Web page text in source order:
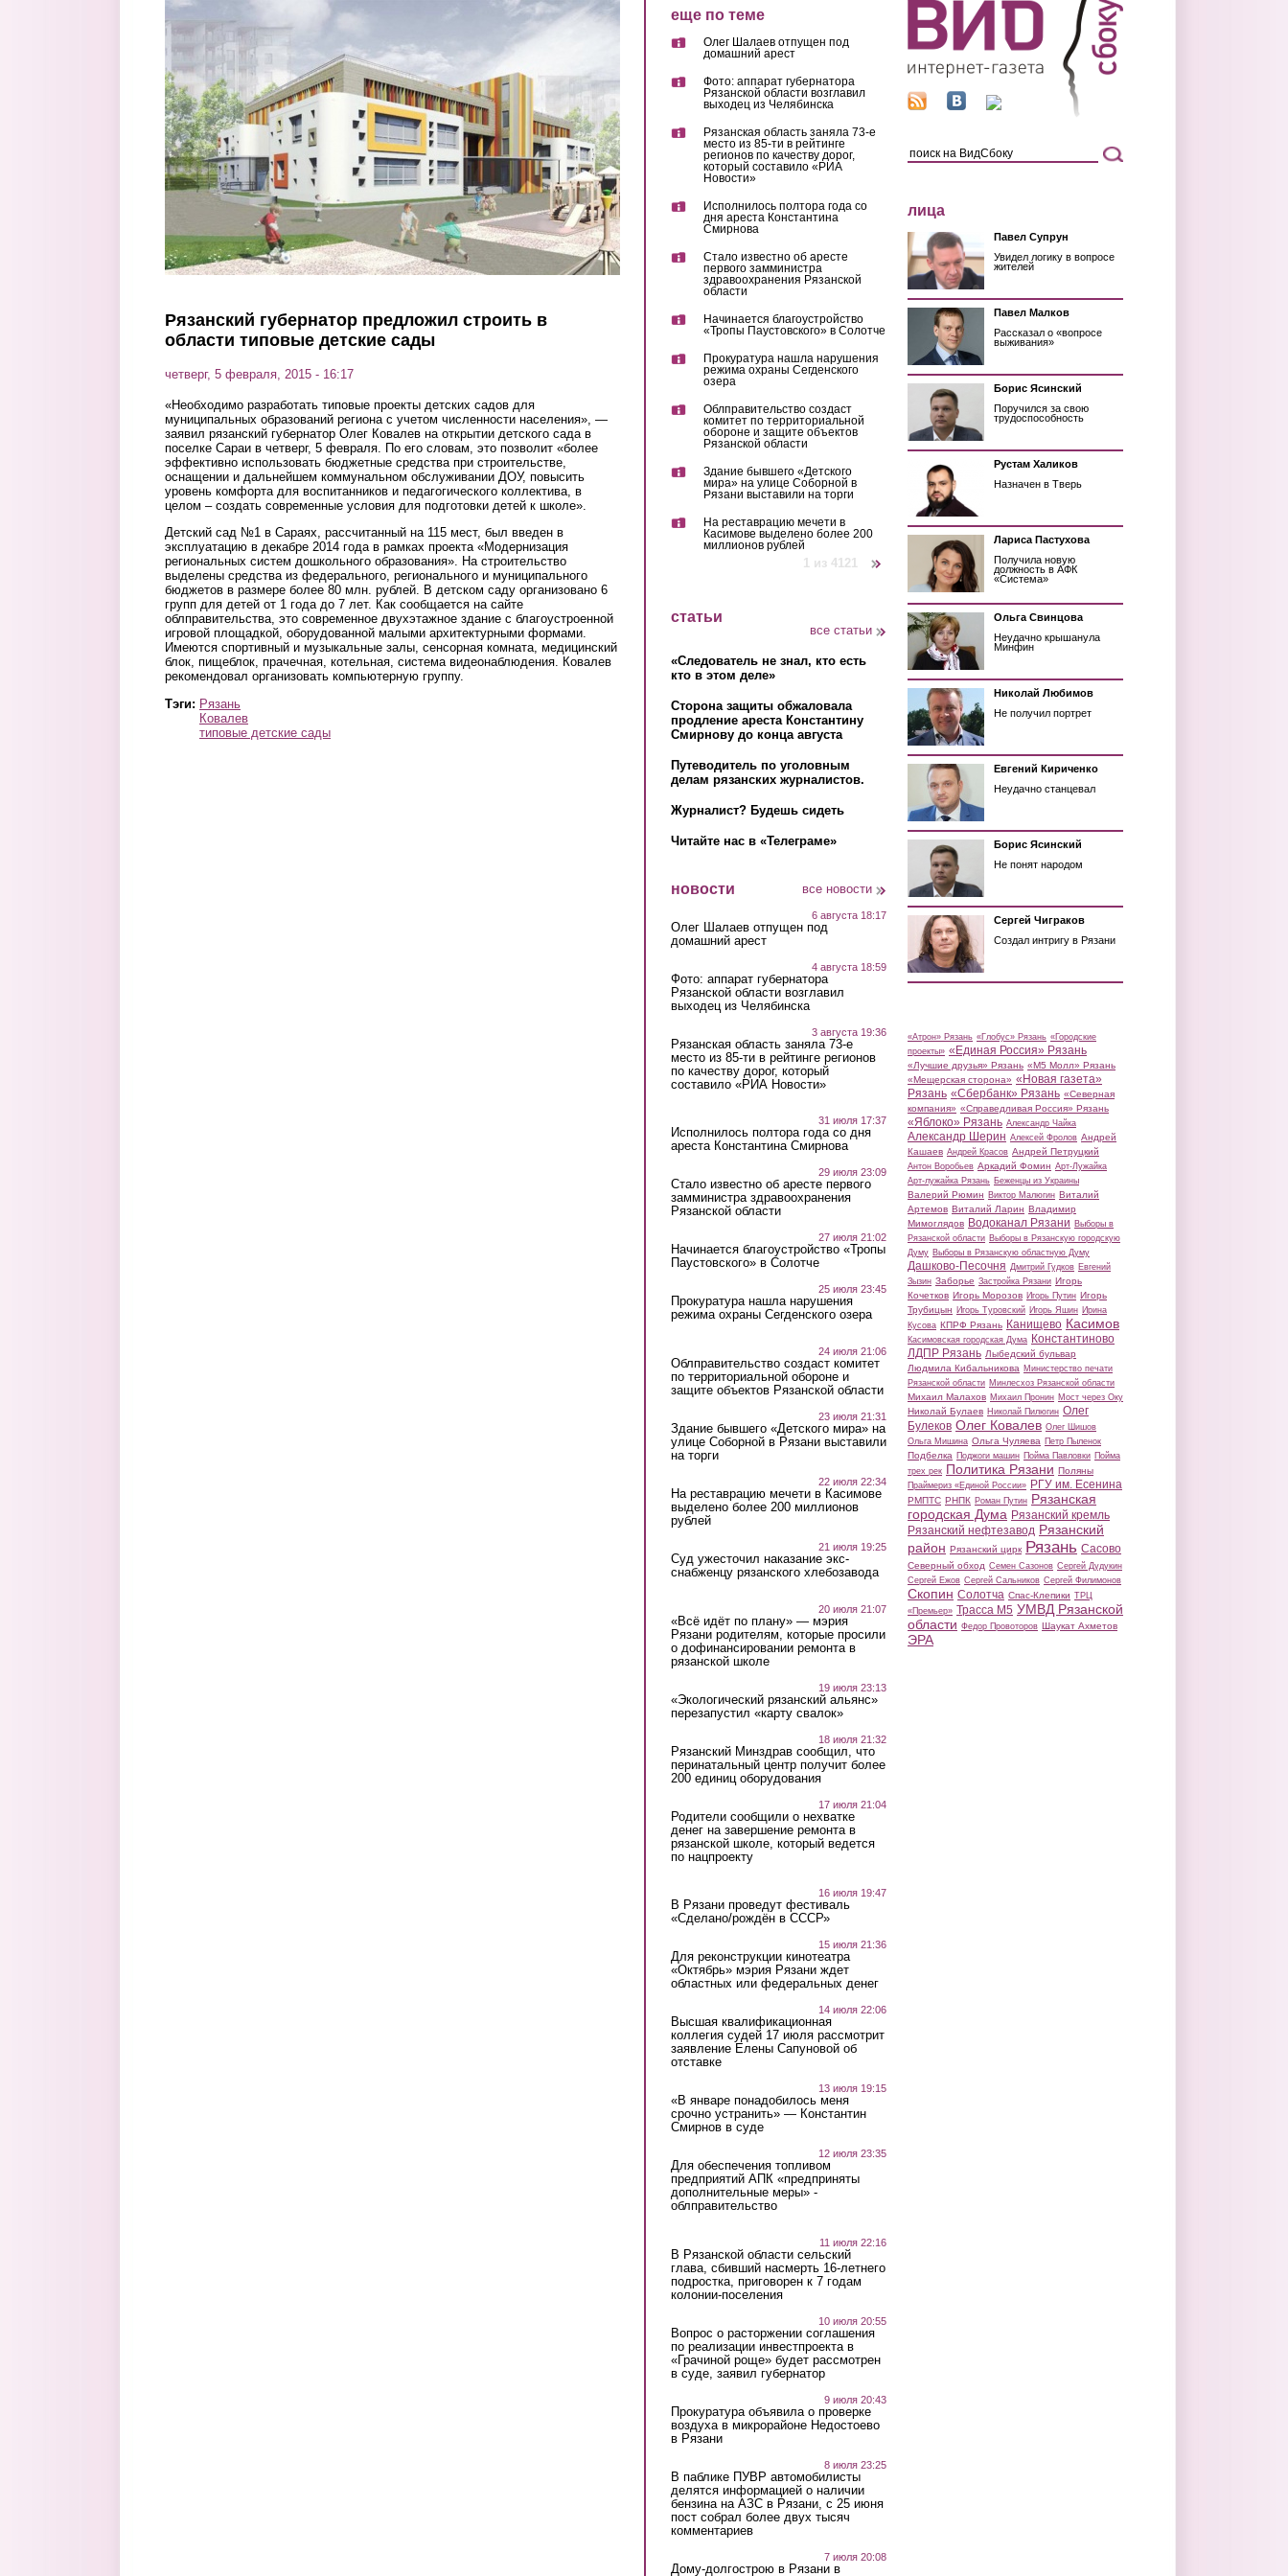
Перейти к основному содержанию
Рязанский губернатор предложил строить в
области типовые детские сады
четверг, 5 февраля, 2015 - 16:17
«Необходимо разработать типовые проекты детских садов для
муниципальных образований региона с учетом численности населения», —
заявил рязанский губернатор Олег Ковалев на открытии детского сада в
поселке Сараи в четверг, 5 февраля. По его словам, это позволит «более
эффективно использовать бюджетные средства при строительстве,
оснащении и дальнейшем коммунальном обслуживании ДОУ, повысить
уровень комфорта для воспитанников и педагогического коллектива, в
целом – создать современные условия для подготовки детей к школе».
Детский сад №1 в Сараях, рассчитанный на 115 мест, был введен в
эксплуатацию в декабре 2014 года в рамках проекта «Модернизация
региональных систем дошкольного образования». На строительство
выделены средства из федерального, регионального и муниципального
бюджетов в размере более 80 млн. рублей. В детском саду организовано 6
групп для детей от 1 года до 7 лет. Как сообщается на сайте
облправительства, это современное двухэтажное здание с благоустроенной
игровой площадкой, оборудованной малыми архитектурными формами.
Имеются спортивный и музыкальные залы, сенсорная комната, медицинский
блок, пищеблок, прачечная, котельная, система видеонаблюдения. Ковалев
рекомендовал организовать компьютерную группу.
Тэги: Рязань
Ковалев
типовые детские сады
еще по теме
Олег Шалаев отпущен под
домашний арест
Фото: аппарат губернатора
Рязанской области возглавил
выходец из Челябинска
Рязанская область заняла 73-е
место из 85-ти в рейтинге
регионов по качеству дорог,
который составило «РИА
Новости»
Исполнилось полтора года со
дня ареста Константина
Смирнова
Стало известно об аресте
первого замминистра
здравоохранения Рязанской
области
Начинается благоустройство
«Тропы Паустовского» в Солотче
Прокуратура нашла нарушения
режима охраны Сегденского
озера
Облправительство создаст
комитет по территориальной
обороне и защите объектов
Рязанской области
Здание бывшего «Детского
мира» на улице Соборной в
Рязани выставили на торги
На реставрацию мечети в
Касимове выделено более 200
миллионов рублей
1 из 4121
статьи
все статьи
«Следователь не знал, кто есть
кто в этом деле»
Сторона защиты обжаловала
продление ареста Константину
Смирнову до конца августа
Путеводитель по уголовным
делам рязанских журналистов.
Журналист? Будешь сидеть
Читайте нас в «Телеграме»
новости все новости
6 августа 18:17
Олег Шалаев отпущен под
домашний арест
4 августа 18:59
Фото: аппарат губернатора
Рязанской области возглавил
выходец из Челябинска
3 августа 19:36
Рязанская область заняла 73-е
место из 85-ти в рейтинге регионов
по качеству дорог, который
составило «РИА Новости»
31 июля 17:37
Исполнилось полтора года со дня
ареста Константина Смирнова
29 июля 23:09
Стало известно об аресте первого
замминистра здравоохранения
Рязанской области
27 июля 21:02
Начинается благоустройство «Тропы
Паустовского» в Солотче
25 июля 23:45
Прокуратура нашла нарушения
режима охраны Сегденского озера
24 июля 21:06
Облправительство создаст комитет
по территориальной обороне и
защите объектов Рязанской области
23 июля 21:31
Здание бывшего «Детского мира» на
улице Соборной в Рязани выставили
на торги
22 июля 22:34
На реставрацию мечети в Касимове
выделено более 200 миллионов
рублей
21 июля 19:25
Суд ужесточил наказание экс-
снабженцу рязанского хлебозавода
20 июля 21:07
«Всё идёт по плану» — мэрия
Рязани родителям, которые просили
о дофинансировании ремонта в
рязанской школе
19 июля 23:13
«Экологический рязанский альянс»
перезапустил «карту свалок»
18 июля 21:32
Рязанский Минздрав сообщил, что
перинатальный центр получит более
200 единиц оборудования
17 июля 21:04
Родители сообщили о нехватке
денег на завершение ремонта в
рязанской школе, который ведется
по нацпроекту
16 июля 19:47
В Рязани проведут фестиваль
«Сделано/рождён в СССР»
15 июля 21:36
Для реконструкции кинотеатра
«Октябрь» мэрия Рязани ждет
областных или федеральных денег
14 июля 22:06
Высшая квалификационная
коллегия судей 17 июля рассмотрит
заявление Елены Сапуновой об
отставке
13 июля 19:15
«В январе понадобилось меня
срочно устранить» — Константин
Смирнов в суде
12 июля 23:35
Для обеспечения топливом
предприятий АПК «предприняты
дополнительные меры» -
облправительство
11 июля 22:16
В Рязанской области сельский
глава, сбивший насмерть 16-летнего
подростка, приговорен к 7 годам
колонии-поселения
10 июля 20:55
Вопрос о расторжении соглашения
по реализации инвестпроекта в
«Грачиной роще» будет рассмотрен
в суде, заявил губернатор
9 июля 20:43
Прокуратура объявила о проверке
воздуха в микрорайоне Недостоево
в Рязани
8 июля 23:25
В паблике ПУВР автомобилисты
делятся информацией о наличии
бензина на АЗС в Рязани, с 25 июня
пост собрал более двух тысяч
комментариев
7 июля 20:08
Дому-долгострою в Рязани в
лица
Павел Супрун
Увидел логику в вопросе
жителей
Павел Малков
Рассказал о «вопросе
выживания»
Борис Ясинский
Поручился за свою
трудоспособность
Рустам Халиков
Назначен в Тверь
Лариса Пастухова
Получила новую
должность в АФК
«Система»
Ольга Свинцова
Неудачно крышанула
Минфин
Николай Любимов
Не получил портрет
Евгений Кириченко
Неудачно станцевал
Борис Ясинский
Не понят народом
Сергей Чиграков
Создал интригу в Рязани
«Атрон» Рязань «Глобус» Рязань «Городские
проекты» «Единая Россия» Рязань
«Лучшие друзья» Рязань «М5 Молл» Рязань
«Мещерская сторона» «Новая газета»
Рязань «Сбербанк» Рязань «Северная
компания» «Справедливая Россия» Рязань
«Яблоко» Рязань Александр Чайка
Александр Шерин Алексей Фролов Андрей
Кашаев Андрей Красов Андрей Петруцкий
Антон Воробьев Аркадий Фомин Арт-Лужайка
Арт-лужайка Рязань Беженцы из Украины
Валерий Рюмин Виктор Малюгин Виталий
Артемов Виталий Ларин Владимир
Мимоглядов Водоканал Рязани Выборы в
Рязанской области Выборы в Рязанскую городскую
Думу Выборы в Рязанскую областную Думу
Дашково-Песочня Дмитрий Гудков Евгений
Зызин Заборье Застройка Рязани Игорь
Кочетков Игорь Морозов Игорь Путин Игорь
Трубицын Игорь Туровский Игорь Яшин Ирина
Кусова КПРФ Рязань Канищево Касимов
Касимовская городская Дума Константиново
ЛДПР Рязань Лыбедский бульвар
Людмила Кибальникова Министерство печати
Рязанской области Минлесхоз Рязанской области
Михаил Малахов Михаил Пронин Мост через Оку
Николай Булаев Николай Пилюгин Олег
Булеков Олег Ковалев Олег Шишов
Ольга Мишина Ольга Чуляева Петр Пыленок
Подбелка Поджоги машин Пойма Павловки Пойма
трех рек Политика Рязани Поляны
Праймериз «Единой России» РГУ им. Есенина
РМПТС РНПК Роман Путин Рязанская
городская Дума Рязанский кремль
Рязанский нефтезавод Рязанский
район Рязанский цирк Рязань Сасово
Северный обход Семен Сазонов Сергей Дудукин
Сергей Ежов Сергей Сальников Сергей Филимонов
Скопин Солотча Спас-Клепики ТРЦ
«Премьер» Трасса М5 УМВД Рязанской
области Федор Провоторов Шаукат Ахметов
ЭРА